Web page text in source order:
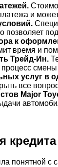
и
к
время и
Трейд-Ин.
услуг в
все
Major
кредита
понятной